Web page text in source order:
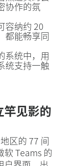
协作的氛
容纳约 20
都能畅享同
系统中，用
统支持一触
见影的
区的 77 间
Teams 的